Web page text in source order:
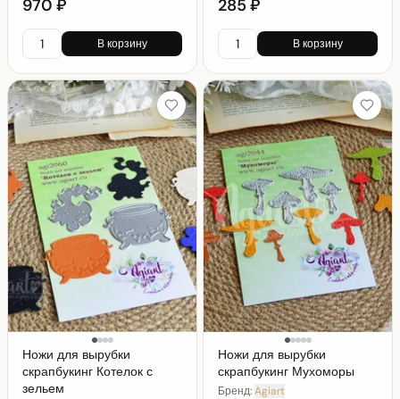
970 ₽
В корзину
285 ₽
В корзину
Ножи для вырубки
скрапбукинг Котелок с
зельем
Ножи для вырубки
скрапбукинг Мухоморы
Бренд:Agiart